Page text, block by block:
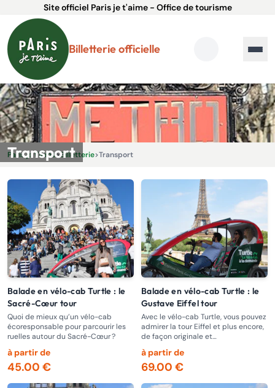
Site officiel Paris je t'aime - Office de tourisme
Billetterie officielle
Transport
Paris je t'aime>Billetterie>Transport
Balade en vélo-cab Turtle : le
Sacré-Cœur tour
Quoi de mieux qu’un vélo-cab
écoresponsable pour parcourir les
ruelles autour du Sacré-Cœur ?
à partir de
45.00 €
Balade en vélo-cab Turtle : le
Gustave Eiffel tour
Avec le vélo-cab Turtle, vous pouvez
admirer la tour Eiffel et plus encore,
de façon originale et
à partir de
69.00 €